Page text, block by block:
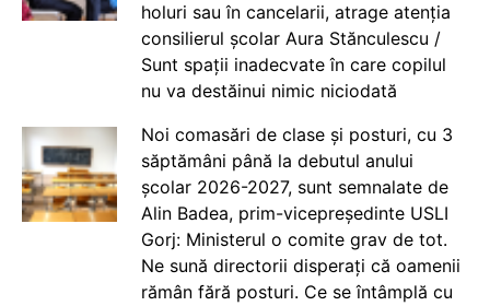
holuri sau în cancelarii, atrage atenția
consilierul școlar Aura Stănculescu /
Sunt spații inadecvate în care copilul
nu va destăinui nimic niciodată
Noi comasări de clase și posturi, cu 3
săptămâni până la debutul anului
școlar 2026-2027, sunt semnalate de
Alin Badea, prim-vicepreședinte USLI
Gorj: Ministerul o comite grav de tot.
Ne sună directorii disperați că oamenii
rămân fără posturi. Ce se întâmplă cu